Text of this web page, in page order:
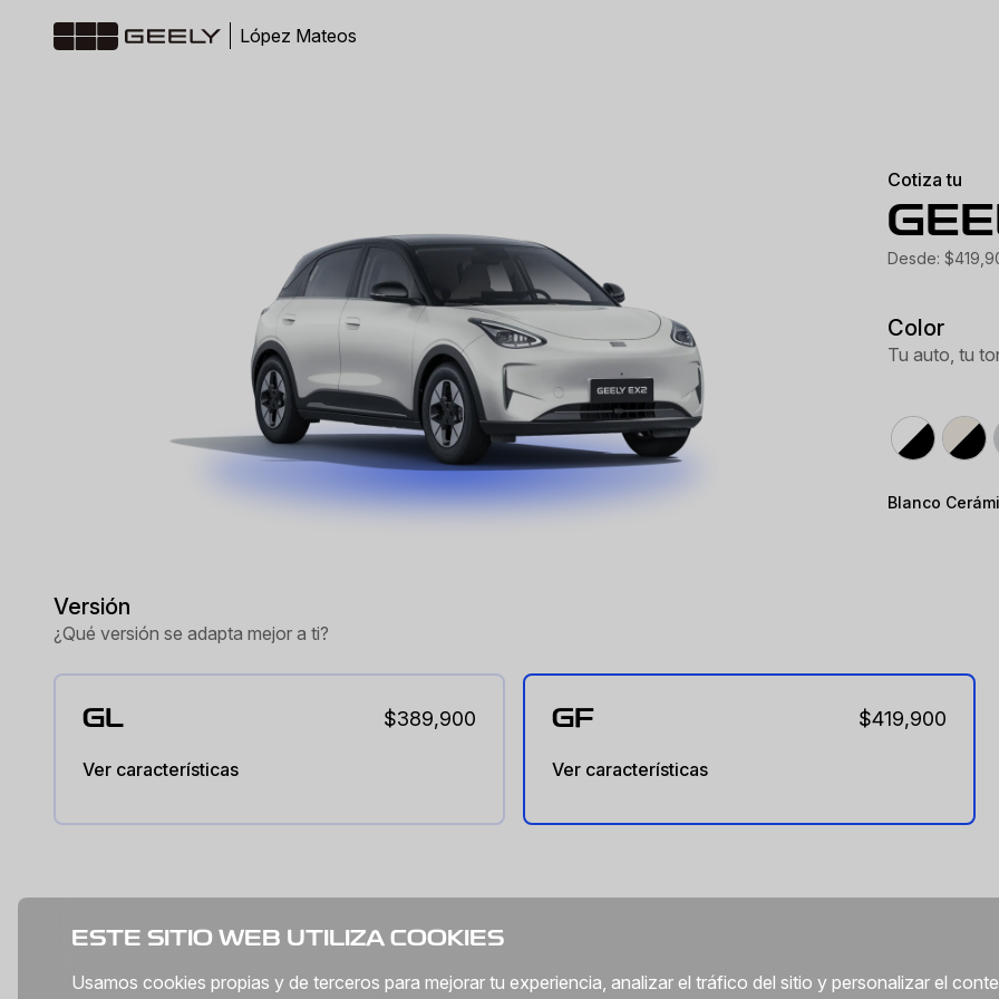
López Mateos
Cotiza tu
Desde:
Color
Tu auto, tu
Blanco
Versión
¿Qué versión se adapta mejor a ti?
GL $389,900
Ver características
GF $419,900
Ver características
ESTE SITIO WEB UTILIZA COOKIES
Usamos cookies propias y de terceros para mejorar tu experiencia, analizar el tráfico del sitio y personalizar el